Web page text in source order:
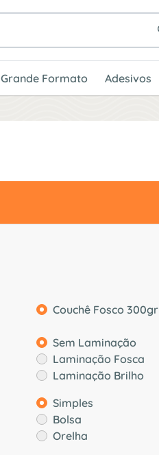
Grande Formato Adesivos
Couchê Fosco 300gr
Sem Laminação
Laminação Fosca
Laminação Brilho
Simples
Bolsa
Orelha